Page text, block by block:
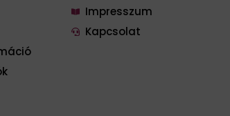
Impresszum
Kapcsolat